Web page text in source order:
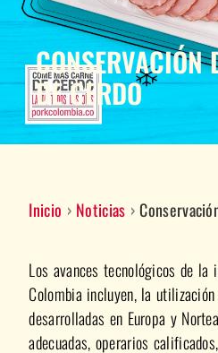
CONSERVACIÓN
DE CERDO
Inicio › Noticias ›
Los avances tecnológicos de la
Colombia incluyen, la
desarrolladas en Europa y
adecuadas, operarios